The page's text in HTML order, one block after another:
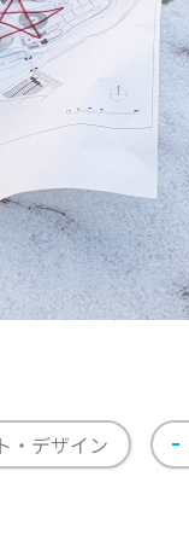
・デザイン